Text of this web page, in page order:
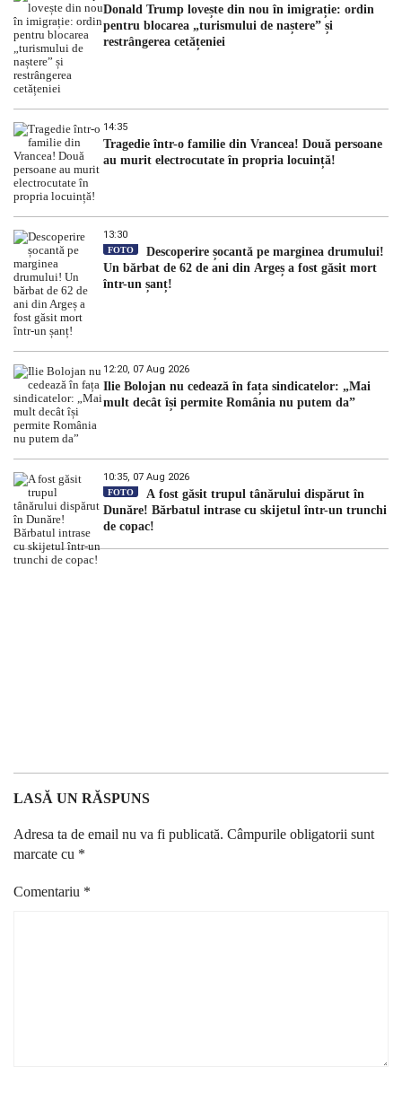
Donald Trump lovește din nou în imigrație: ordin
pentru blocarea „turismului de naștere” și
restrângerea cetățeniei
14:35
Tragedie într-o familie din Vrancea! Două persoane
au murit electrocutate în propria locuință!
13:30
FOTO
Descoperire șocantă pe marginea drumului!
Un bărbat de 62 de ani din Argeș a fost găsit mort
într-un șanț!
12:20, 07 Aug 2026
Ilie Bolojan nu cedează în fața sindicatelor: „Mai
mult decât își permite România nu putem da”
10:35, 07 Aug 2026
FOTO
A fost găsit trupul tânărului dispărut în
Dunăre! Bărbatul intrase cu skijetul într-un trunchi
de copac!
LASĂ UN RĂSPUNS
Adresa ta de email nu va fi publicată. Câmpurile obligatorii sunt
marcate cu *
Comentariu *